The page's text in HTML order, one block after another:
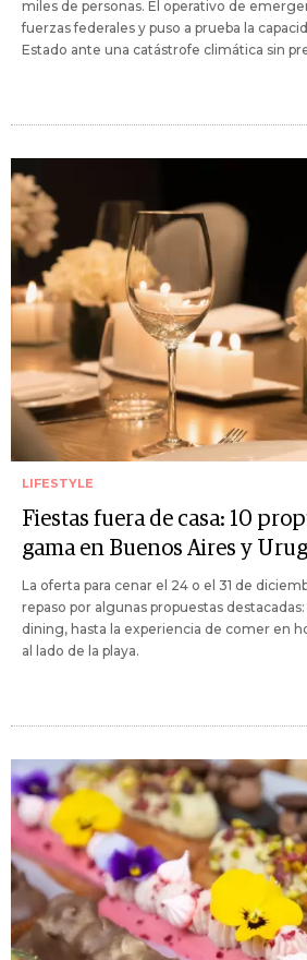
miles de personas. El operativo de
fuerzas federales y puso a prueba la
Estado ante una catástrofe climática sin
LIFESTYLE
Fiestas fuera de casa: 10
gama en Buenos Aires y
La oferta para cenar el 24 o el 31 de
repaso por algunas propuestas
dining, hasta la experiencia de comer en
al lado de la playa.